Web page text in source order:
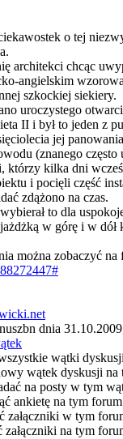
o tej
architekci chcąc
angielskim
szkockiej siekiery.
uroczystego
II i był to jeden z
jej
(znanego
którzy kilka dni
i pocięli część
zdążono na czas.
to dla
w górę i w dół
można zobaczyć na
dnia
wątki
wątek dyskusji na
na posty w tym
ankietę na tym
załączniki w tym
załączniki na tym